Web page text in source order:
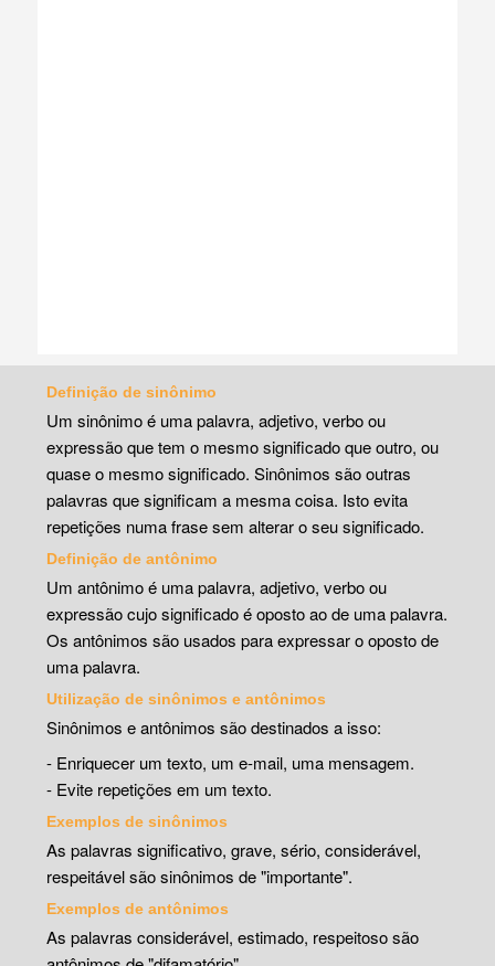
Definição de sinônimo
Um sinônimo é uma palavra, adjetivo, verbo ou
expressão que tem o mesmo significado que outro, ou
quase o mesmo significado. Sinônimos são outras
palavras que significam a mesma coisa. Isto evita
repetições numa frase sem alterar o seu significado.
Definição de antônimo
Um antônimo é uma palavra, adjetivo, verbo ou
expressão cujo significado é oposto ao de uma palavra.
Os antônimos são usados para expressar o oposto de
uma palavra.
Utilização de sinônimos e antônimos
Sinônimos e antônimos são destinados a isso:
- Enriquecer um texto, um e-mail, uma mensagem.
- Evite repetições em um texto.
Exemplos de sinônimos
As palavras significativo, grave, sério, considerável,
respeitável são sinônimos de "importante".
Exemplos de antônimos
As palavras considerável, estimado, respeitoso são